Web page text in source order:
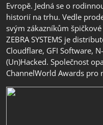
Evropě. Jedná se o
historií na trhu. Vedle
svým zákazníkům
ZEBRA SYSTEMS je
Cloudflare, GFI Software,
(Un)Hacked. Společnost
ChannelWorld Awards pro